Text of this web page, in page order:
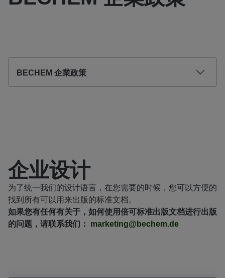
BECHEM 企業政策
企业设计
为了统一我们的设计语言，在您需要的时候，您可以方便的
找到所有可以用来出版的标准文档。
如果您有任何有关于，如何使用倍可标准出版文档进行出版
的问题，请联系我们： marketing@bechem.de